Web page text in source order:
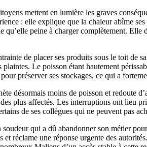
mettent en lumière les graves
: elle explique que la chaleur abîme
qu’elle peine à charger complètement.
de placer ses produits sous le toit de
plaintes. Le poisson étant hautement
préserver ses stockages, ce qui a
désormais moins de poisson et redoute
plus affectés. Les interruptions ont lieu
de ses collègues qui ne peuvent pas
qui a dû abandonner son métier
et réclame une réponse urgente des